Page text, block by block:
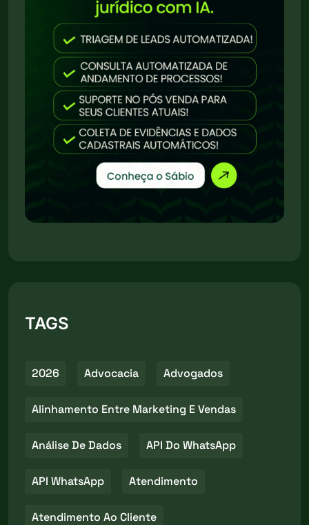
TAGS
2026 Advocacia Advogados
Alinhamento Entre Marketing E Vendas
Análise De Dados API Do WhatsApp
API WhatsApp Atendimento
Atendimento Ao Cliente